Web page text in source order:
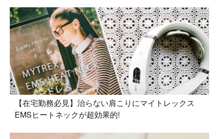
【在宅勤務必見】治らない肩こりにマイトレックス
EMSヒートネックが超効果的!